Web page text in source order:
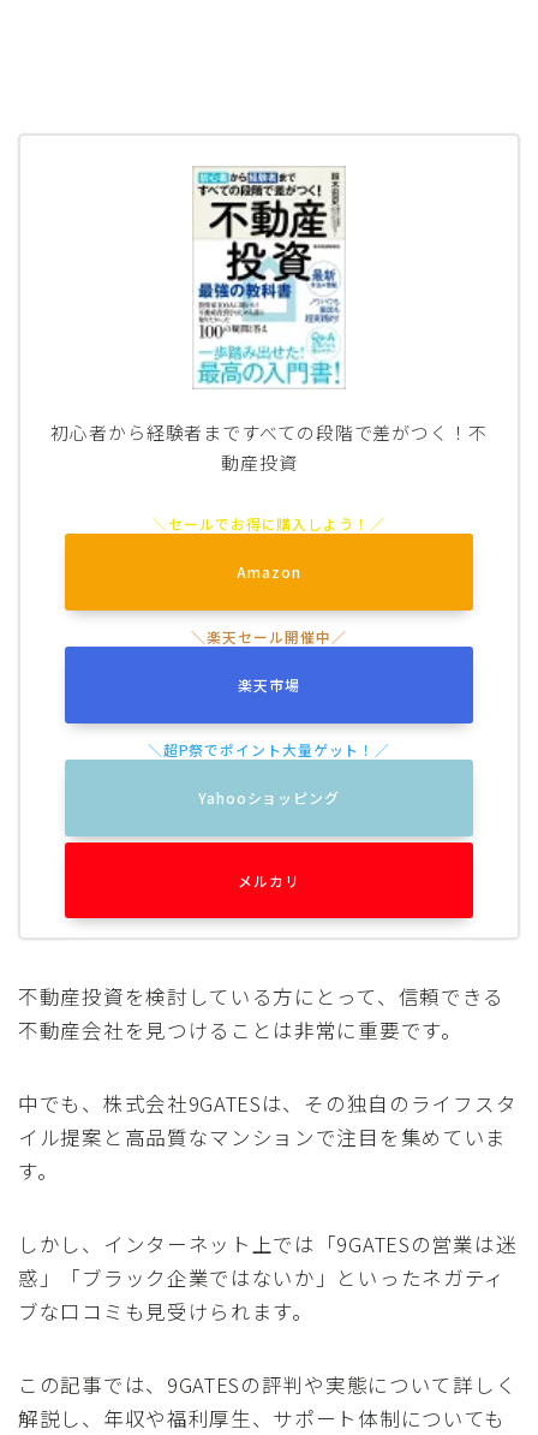
初心者から経験者まですべての段階で差がつく！不
動産投資
Amazon
楽天市場
Yahooショッピング
メルカリ
不動産投資を検討している方にとって、信頼できる
不動産会社を見つけることは非常に重要です。
中でも、株式会社9GATESは、その独自のライフスタ
イル提案と高品質なマンションで注目を集めていま
す。
しかし、インターネット上では「9GATESの営業は迷
惑」「ブラック企業ではないか」といったネガティ
ブな口コミも見受けられます。
この記事では、9GATESの評判や実態について詳しく
解説し、年収や福利厚生、サポート体制についても